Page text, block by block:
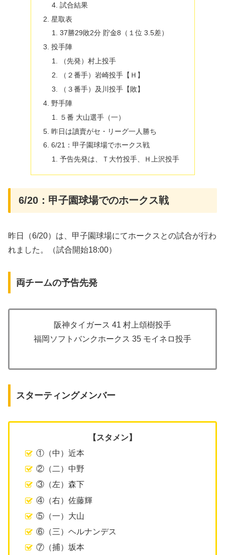
試合結果
星取表
37勝29敗2分 貯金8（１位 3.5差）
投手陣
（先発）村上投手
（２番手）岩崎投手【Ｈ】
（３番手）及川投手【敗】
野手陣
５番 大山選手（一）
昨日は讀賣がセ・リーグ一人勝ち
6/21：甲子園球場でホークス戦
予告先発は、Ｔ大竹投手、Ｈ上沢投手
6/20：甲子園球場でのホークス戦
昨日（6/20）は、甲子園球場にてホークスとの試合が行わ
れました。（試合開始18:00）
両チームの予告先発
阪神タイガース 41 村上頌樹投手
福岡ソフトバンクホークス 35 モイネロ投手
スターティングメンバー
【スタメン】
①（中）近本
②（二）中野
③（左）森下
④（右）佐藤輝
⑤（一）大山
⑥（三）ヘルナンデス
⑦（捕）坂本